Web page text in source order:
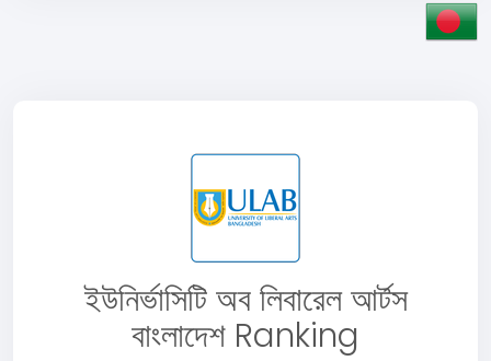
ইউনির্ভাসিটি অব লিবারেল আর্টস
বাংলাদেশ Ranking